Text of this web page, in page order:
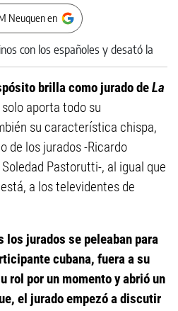
Neuquen en
brilla como jurado deLa
aporta todo su
su característica chispa,
de los jurados -Ricardo
Pastorutti-, al igual que
a los televidentes de
los jurados se peleaban para
cubana, fuera a su
rol por un momento y abrió un
el jurado empezó a discutir